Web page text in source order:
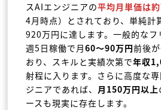
スAIエンジニアの平均月単価は
4月時点）とされており、単純計
920万円に達します。一般的な
週5日稼働で月60〜90万円前後
おり、スキルと実績次第で年収
射程に入ります。さらに高度な
ジニアであれば、 月150万円以上
ースも現実に存在します。